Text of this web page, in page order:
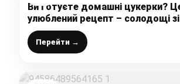
Ви готуєте домашні цукерки?
улюблений рецепт – солодощі
“РАФАЕЛЛО”, таких у магазині
Перейти →